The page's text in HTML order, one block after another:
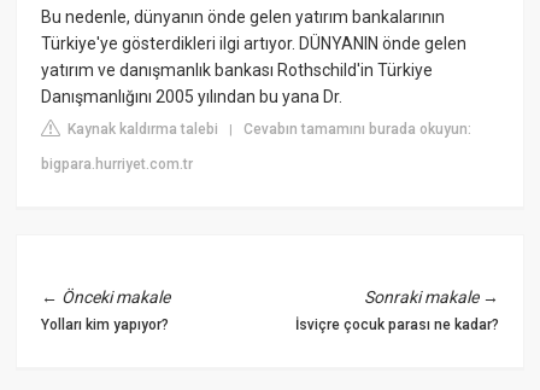
Bu nedenle, dünyanın önde gelen yatırım bankalarının
Türkiye'ye gösterdikleri ilgi artıyor. DÜNYANIN önde gelen
yatırım ve danışmanlık bankası Rothschild'in Türkiye
Danışmanlığını 2005 yılından bu yana Dr.
Kaynak kaldırma talebi |Cevabın tamamını burada okuyun:
bigpara.hurriyet.com.tr
← Önceki makale
Yolları kim yapıyor?
Sonraki makale→
İsviçre çocuk parası ne kadar?